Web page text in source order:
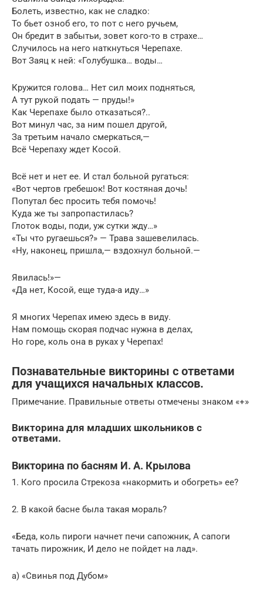
Болеть, известно, как не сладко:
То бьет озноб его, то пот с него ручьем,
Он бредит в забытьи, зовет кого-то в страхе…
Случилось на него наткнуться Черепахе.
Вот Заяц к ней: «Голубушка… воды…
Кружится голова… Нет сил моих подняться,
А тут рукой подать — пруды!»
Как Черепахе было отказаться?..
Вот минул час, за ним пошел другой,
За третьим начало смеркаться,—
Всё Черепаху ждет Косой.
Всё нет и нет ее. И стал больной ругаться:
«Вот чертов гребешок! Вот костяная дочь!
Попутал бес просить тебя помочь!
Куда же ты запропастилась?
Глоток воды, поди, уж сутки жду…»
«Ты что ругаешься?» — Трава зашевелилась.
«Ну, наконец, пришла,— вздохнул больной.—
Явилась!»—
«Да нет, Косой, еще туда-а иду…»
Я многих Черепах имею здесь в виду.
Нам помощь скорая подчас нужна в делах,
Но горе, коль она в руках у Черепах!
Познавательные викторины с ответами
для учащихся начальных классов.
Примечание. Правильные ответы отмечены знаком «+»
Викторина для младших школьников с
ответами.
Викторина по басням И. А. Крылова
1. Кого просила Стрекоза «накормить и обогреть» ее?
2. В какой басне была такая мораль?
«Беда, коль пироги начнет печи сапожник, А сапоги
тачать пирожник, И дело не пойдет на лад».
а) «Свинья под Дубом»